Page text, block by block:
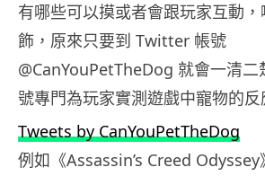
有哪些可以摸或者會跟玩家互動
飾，原來只要到 Twitter 帳號
@CanYouPetTheDog 就會一清二
號專門為玩家實測遊戲中寵物的反
Tweets by CanYouPetTheDog
例如《Assassin’s Creed